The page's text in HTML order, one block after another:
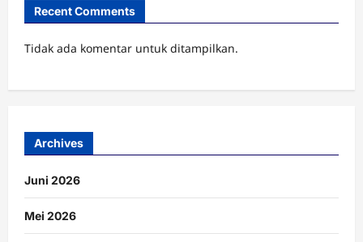
Recent Comments
Tidak ada komentar untuk ditampilkan.
Archives
Juni 2026
Mei 2026